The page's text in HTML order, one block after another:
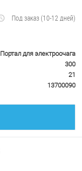
Под заказ (10-12 дней)
Портал для электроочага
300
21
13700090